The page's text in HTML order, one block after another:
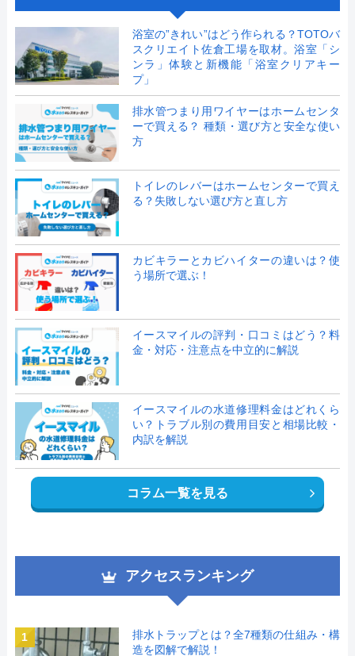
浴室の”きれい”はどう作られる？TOTOバ
スクリエイト佐倉工場を取材。浴室「シ
ンラ」体験と新機能「浴室クリアキー
プ」
排水管つまり用ワイヤーはホームセンタ
ーで買える？ 種類・選び方と安全な使い
方
トイレのレバーはホームセンターで買え
る？失敗しない選び方と直し方
カビキラーとカビハイターの違いは？使
う場所で選ぶ！
イースマイルの評判・口コミはどう？料
金・対応・注意点を中立的に解説
イースマイルの水道修理料金はどれくら
い？トラブル別の費用目安と相場比較・
内訳を解説
コラム一覧を見る
アクセスランキング
1
排水トラップとは？全7種類の仕組み・構
造を図解で解説！